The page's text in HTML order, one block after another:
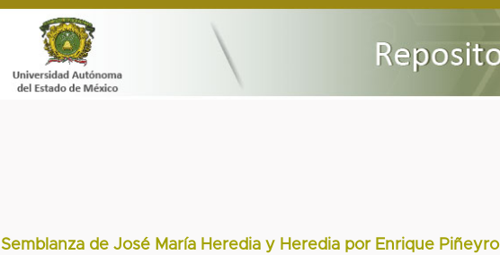
Semblanza de José María Heredia y Heredia por Enrique Piñeyro